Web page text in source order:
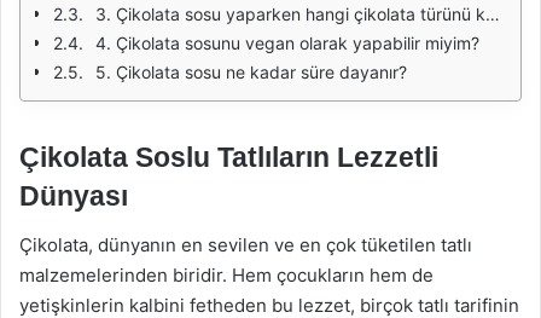
3. Çikolata sosu yaparken hangi çikolata türünü kullanmalıyım?
4. Çikolata sosunu vegan olarak yapabilir miyim?
5. Çikolata sosu ne kadar süre dayanır?
Çikolata Soslu Tatlıların Lezzetli
Dünyası
Çikolata, dünyanın en sevilen ve en çok tüketilen tatlı
malzemelerinden biridir. Hem çocukların hem de
yetişkinlerin kalbini fetheden bu lezzet, birçok tatlı tarifinin